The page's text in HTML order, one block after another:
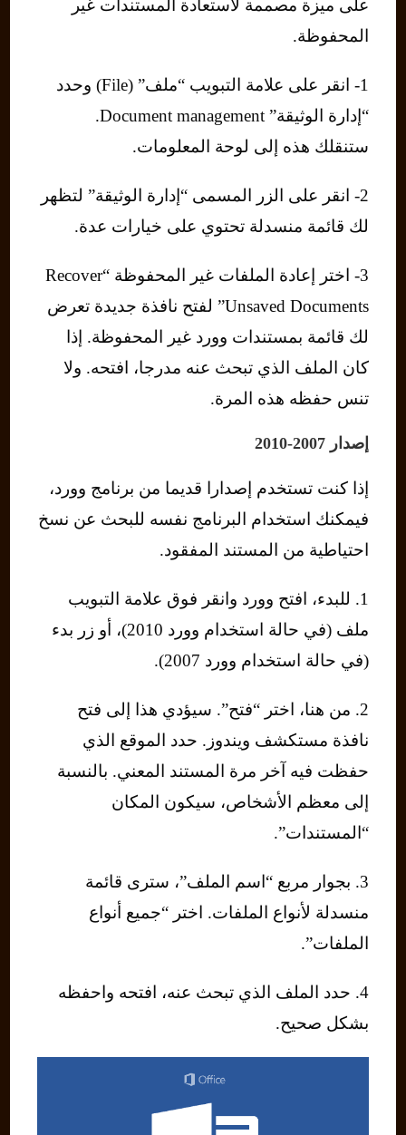
على ميزة مصممة لاستعادة المستندات غير
المحفوظة.
1- انقر على علامة التبويب “ملف” (File) وحدد
“إدارة الوثيقة” Document management.
ستنقلك هذه إلى لوحة المعلومات.
2- انقر على الزر المسمى “إدارة الوثيقة” لتظهر
لك قائمة منسدلة تحتوي على خيارات عدة.
3- اختر إعادة الملفات غير المحفوظة “Recover
Unsaved Documents” لفتح نافذة جديدة تعرض
لك قائمة بمستندات وورد غير المحفوظة. إذا
كان الملف الذي تبحث عنه مدرجا، افتحه. ولا
تنس حفظه هذه المرة.
إصدار 2007-2010
إذا كنت تستخدم إصدارا قديما من برنامج وورد،
فيمكنك استخدام البرنامج نفسه للبحث عن نسخ
احتياطية من المستند المفقود.
1. للبدء، افتح وورد وانقر فوق علامة التبويب
ملف (في حالة استخدام وورد 2010)، أو زر بدء
(في حالة استخدام وورد 2007).
2. من هنا، اختر “فتح”. سيؤدي هذا إلى فتح
نافذة مستكشف ويندوز. حدد الموقع الذي
حفظت فيه آخر مرة المستند المعني. بالنسبة
إلى معظم الأشخاص، سيكون المكان
“المستندات”.
3. بجوار مربع “اسم الملف”، سترى قائمة
منسدلة لأنواع الملفات. اختر “جميع أنواع
الملفات”.
4. حدد الملف الذي تبحث عنه، افتحه واحفظه
بشكل صحيح.